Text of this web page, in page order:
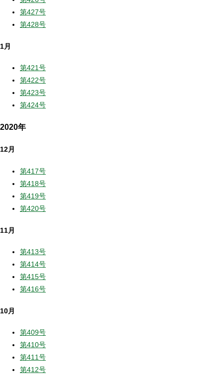
第427号
第428号
1月
第421号
第422号
第423号
第424号
2020年
12月
第417号
第418号
第419号
第420号
11月
第413号
第414号
第415号
第416号
10月
第409号
第410号
第411号
第412号